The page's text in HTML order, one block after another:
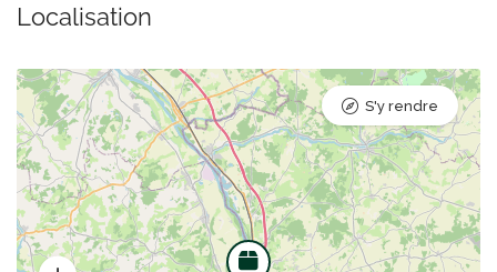
Localisation
S'y rendre